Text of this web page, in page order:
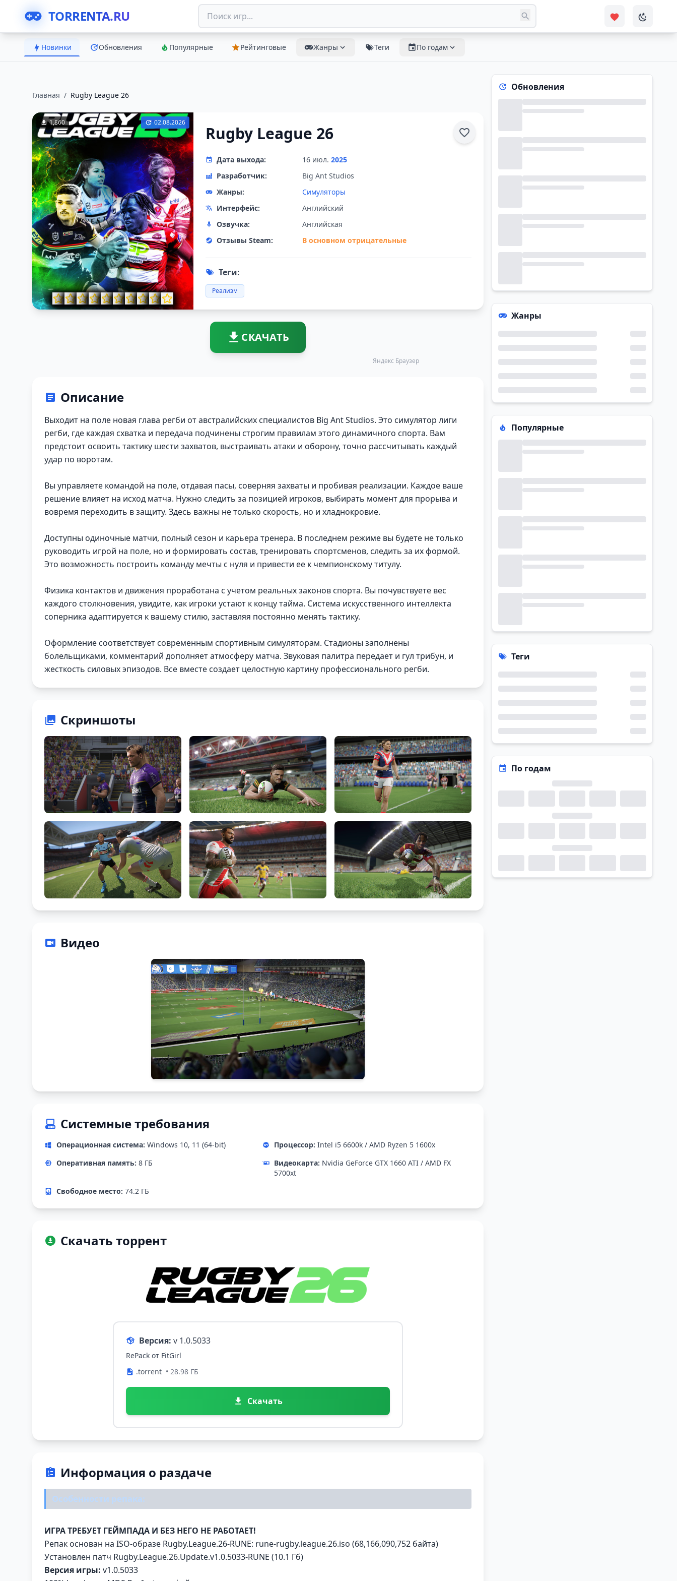
TORRENTA.RU
Новинки Обновления Популярные Рейтинговые Жанры Теги По годам
Главная / Rugby League 26
1,860 02.08.2026
Rugby League 26
Дата выхода: 16 июл. 2025
Разработчик:
Big Ant Studios
Жанры:
Симуляторы
Интерфейс:
Английский
Озвучка:
Английская
Отзывы Steam:
В основном отрицательные
Теги:
Реализм
СКАЧАТЬ
Яндекс Браузер
Описание
Выходит на поле новая глава регби от австралийских специалистов Big Ant Studios. Это симулятор лиги
регби, где каждая схватка и передача подчинены строгим правилам этого динамичного спорта. Вам
предстоит освоить тактику шести захватов, выстраивать атаки и оборону, точно рассчитывать каждый
удар по воротам.
Вы управляете командой на поле, отдавая пасы, соверняя захваты и пробивая реализации. Каждое ваше
решение влияет на исход матча. Нужно следить за позицией игроков, выбирать момент для прорыва и
вовремя переходить в защиту. Здесь важны не только скорость, но и хладнокровие.
Доступны одиночные матчи, полный сезон и карьера тренера. В последнем режиме вы будете не только
руководить игрой на поле, но и формировать состав, тренировать спортсменов, следить за их формой.
Это возможность построить команду мечты с нуля и привести ее к чемпионскому титулу.
Физика контактов и движения проработана с учетом реальных законов спорта. Вы почувствуете вес
каждого столкновения, увидите, как игроки устают к концу тайма. Система искусственного интеллекта
соперника адаптируется к вашему стилю, заставляя постоянно менять тактику.
Оформление соответствует современным спортивным симуляторам. Стадионы заполнены
болельщиками, комментарий дополняет атмосферу матча. Звуковая палитра передает и гул трибун, и
жесткость силовых эпизодов. Все вместе создает целостную картину профессионального регби.
Скриншоты
Видео
Системные требования
Операционная система: Windows 10, 11 (64-bit) Процессор: Intel i5 6600k / AMD Ryzen 5 1600x
Оперативная память: 8 ГБ Видеокарта: Nvidia GeForce GTX 1660 ATI / AMD FX
5700xt
Свободное место: 74.2 ГБ
Скачать торрент
Версия: v 1.0.5033
RePack от FitGirl
.torrent • 28.98 ГБ
Скачать
Информация о раздаче
Особенности репака:
ИГРА ТРЕБУЕТ ГЕЙМПАДА И БЕЗ НЕГО НЕ РАБОТАЕТ!
Репак основан на ISO-образе Rugby.League.26-RUNE: rune-rugby.league.26.iso (68,166,090,752 байта)
Установлен патч Rugby.League.26.Update.v1.0.5033-RUNE (10.1 Гб)
Версия игры: v1.0.5033
Обновления
Жанры
Популярные
Теги
По годам